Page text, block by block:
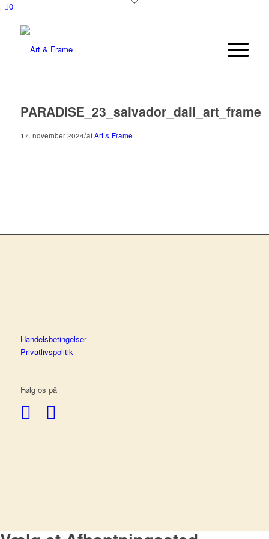
0
PARADISE_23_salvador_dali_art_frame
17. november 2024/afArt & Frame
Handelsbetingelser
Privatlivspolitik
Følg os på